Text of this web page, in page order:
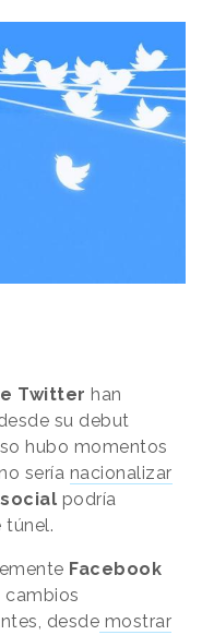
Twitter han
su debut
hubo momentos
sería nacionalizar
podría
túnel.
Facebook
cambios
desde mostrar